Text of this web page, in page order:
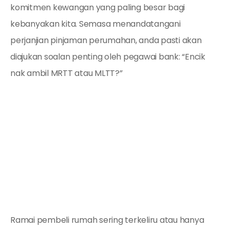
komitmen kewangan yang paling besar bagi
kebanyakan kita. Semasa menandatangani
perjanjian pinjaman perumahan, anda pasti akan
diajukan soalan penting oleh pegawai bank: “Encik
nak ambil MRTT atau MLTT?”
Ramai pembeli rumah sering terkeliru atau hanya